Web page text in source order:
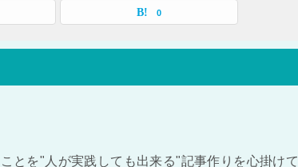
0
とを"人が実践しても出来る"記事作りを心掛けて